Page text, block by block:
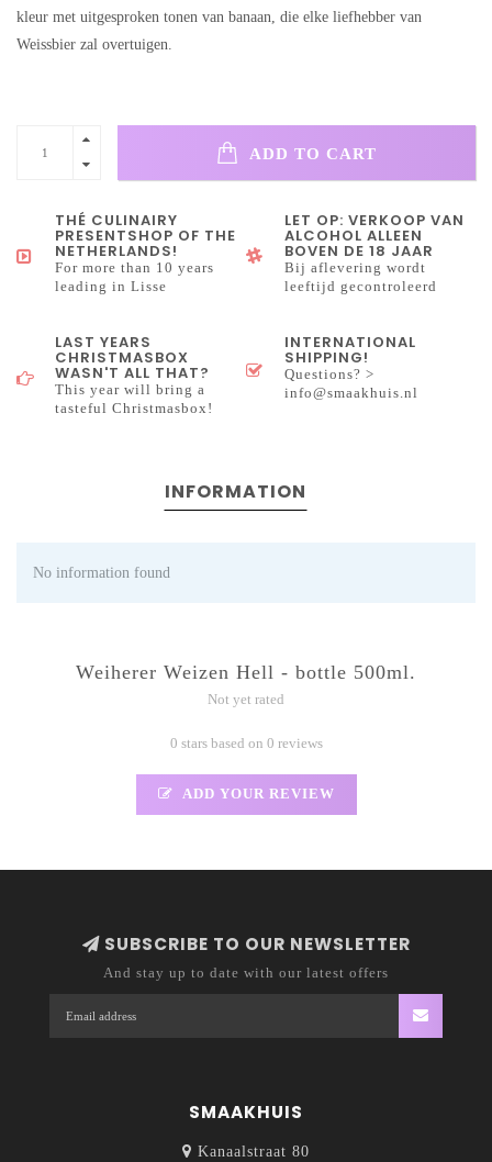
kleur met uitgesproken tonen van banaan, die elke liefhebber van
Weissbier zal overtuigen.
ADD TO CART
THÉ CULINAIRY
PRESENTSHOP OF THE
NETHERLANDS!
For more than 10 years
leading in Lisse
LET OP: VERKOOP VAN
ALCOHOL ALLEEN
BOVEN DE 18 JAAR
Bij aflevering wordt
leeftijd gecontroleerd
LAST YEARS
CHRISTMASBOX
WASN'T ALL THAT?
This year will bring a
tasteful Christmasbox!
INTERNATIONAL
SHIPPING!
Questions? >
info@smaakhuis.nl
INFORMATION
No information found
Weiherer Weizen Hell - bottle 500ml.
Not yet rated
0 stars based on 0 reviews
ADD YOUR REVIEW
SUBSCRIBE TO OUR NEWSLETTER
And stay up to date with our latest offers
SMAAKHUIS
Kanaalstraat 80